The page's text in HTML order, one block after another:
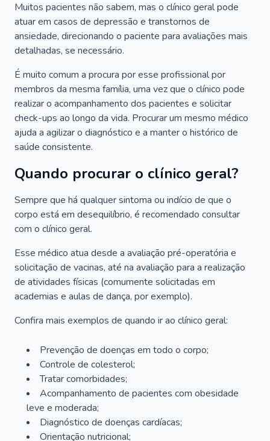
Muitos pacientes não sabem, mas o clínico geral pode
atuar em casos de depressão e transtornos de
ansiedade, direcionando o paciente para avaliações mais
detalhadas, se necessário.
É muito comum a procura por esse profissional por
membros da mesma família, uma vez que o clínico pode
realizar o acompanhamento dos pacientes e solicitar
check-ups ao longo da vida. Procurar um mesmo médico
ajuda a agilizar o diagnóstico e a manter o histórico de
saúde consistente.
Quando procurar o clínico geral?
Sempre que há qualquer sintoma ou indício de que o
corpo está em desequilíbrio, é recomendado consultar
com o clínico geral.
Esse médico atua desde a avaliação pré-operatória e
solicitação de vacinas, até na avaliação para a realização
de atividades físicas (comumente solicitadas em
academias e aulas de dança, por exemplo).
Confira mais exemplos de quando ir ao clínico geral:
Prevenção de doenças em todo o corpo;
Controle de colesterol;
Tratar comorbidades;
Acompanhamento de pacientes com obesidade
leve e moderada;
Diagnóstico de doenças cardíacas;
Orientação nutricional;